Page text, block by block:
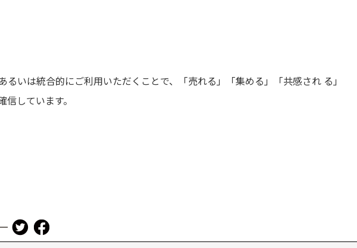
いは統合的にご利用いただくことで、「売れる」「集める」「共感され る」
しています。